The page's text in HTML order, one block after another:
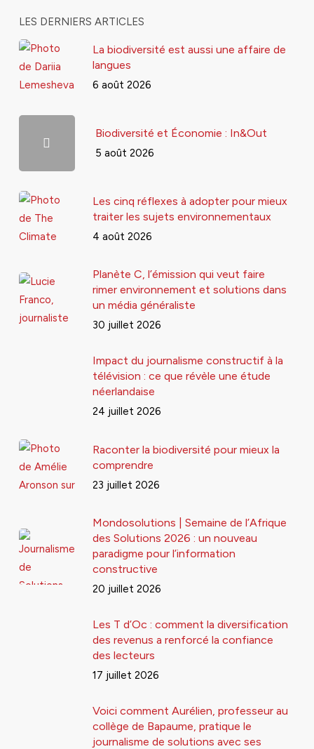
LES DERNIERS ARTICLES
La biodiversité est aussi une affaire de
langues
6 août 2026
Biodiversité et Économie : In&Out
5 août 2026
Les cinq réflexes à adopter pour mieux
traiter les sujets environnementaux
4 août 2026
Planète C, l’émission qui veut faire
rimer environnement et solutions dans
un média généraliste
30 juillet 2026
Impact du journalisme constructif à la
télévision : ce que révèle une étude
néerlandaise
24 juillet 2026
Raconter la biodiversité pour mieux la
comprendre
23 juillet 2026
Mondosolutions | Semaine de l’Afrique
des Solutions 2026 : un nouveau
paradigme pour l’information
constructive
20 juillet 2026
Les T d’Oc : comment la diversification
des revenus a renforcé la confiance
des lecteurs
17 juillet 2026
Voici comment Aurélien, professeur au
collège de Bapaume, pratique le
journalisme de solutions avec ses